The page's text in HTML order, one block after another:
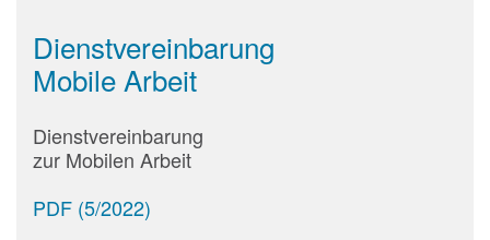
Dienstvereinbarung
Mobile Arbeit
Dienstvereinbarung
zur Mobilen Arbeit
PDF (5/2022)